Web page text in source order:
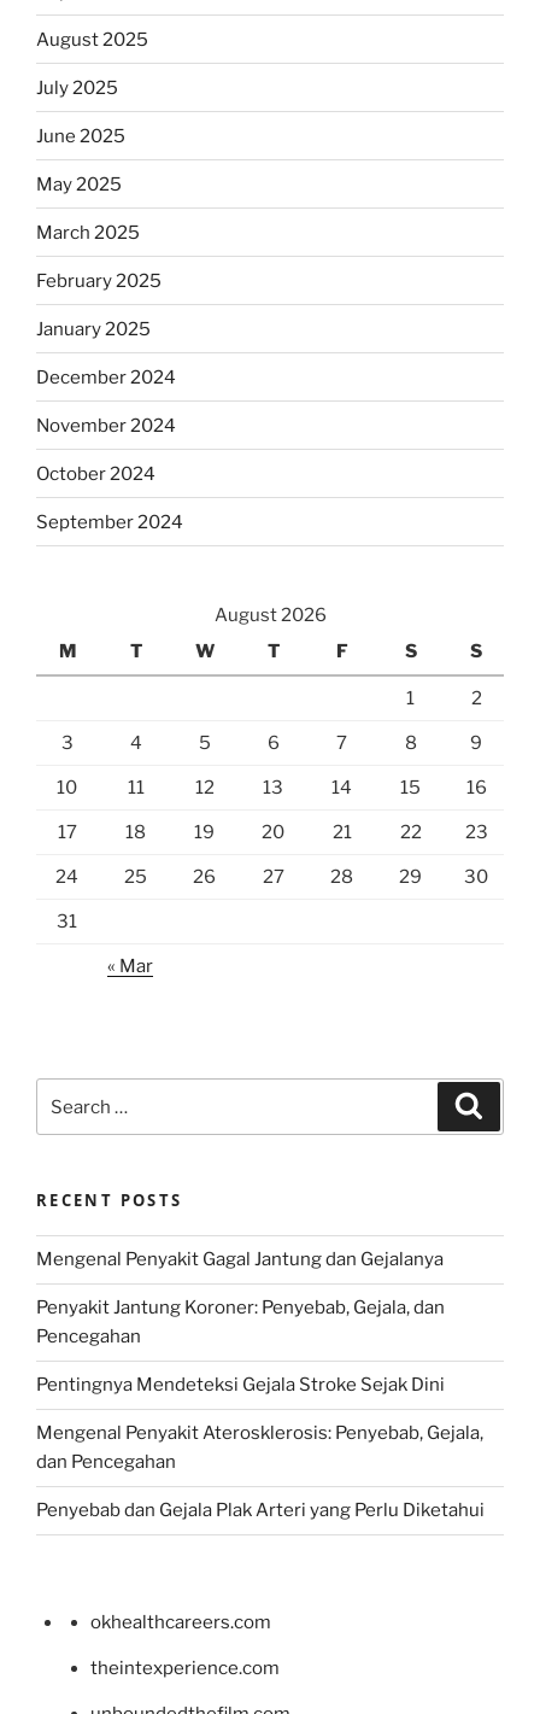
August 2025
July 2025
June 2025
May 2025
March 2025
February 2025
January 2025
December 2024
November 2024
October 2024
September 2024
August 2026
M
T W T F S S
1 2
3 4 5 6 7 8 9
10 11 12 13 14 15 16
17 18 19 20 21 22 23
24 25 26 27 28 29 30
31
« Mar
for:
RECENT POSTS
Mengenal Penyakit Gagal Jantung dan Gejalanya
Penyakit Jantung Koroner: Penyebab, Gejala, dan
Pencegahan
Pentingnya Mendeteksi Gejala Stroke Sejak Dini
Mengenal Penyakit Aterosklerosis: Penyebab, Gejala,
dan Pencegahan
Penyebab dan Gejala Plak Arteri yang Perlu Diketahui
okhealthcareers.com
theintexperience.com